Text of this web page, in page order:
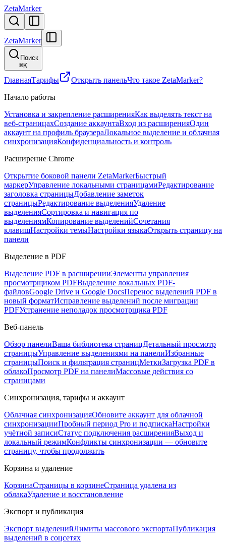
ZetaMarker
ZetaMarker
Поиск
⌘K
ГлавнаяТарифы Открыть панельЧто такое ZetaMarker?
Начало работы
Установка и закрепление расширенияКак выделять текст на
веб-страницахСоздание аккаунтаВход из расширенияОдин
аккаунт на профиль браузераЛокальное выделение и облачная
синхронизацияКонфиденциальность и контроль
Расширение Chrome
Открытие боковой панели ZetaMarkerБыстрый
маркерУправление локальными страницамиРедактирование
заголовка страницыДобавление заметок
страницыРедактирование выделенияУдаление
выделенияСортировка и навигация по
выделениямКопирование выделенийСочетания
клавишНастройки темыНастройки языкаОткрыть страницу на
панели
Выделение в PDF
Выделение PDF в расширенииЭлементы управления
просмотрщиком PDFВыделение локальных PDF-
файловGoogle Drive и Google DocsПеренос выделений PDF в
новый форматИсправление выделений после миграции
PDFУстранение неполадок просмотрщика PDF
Веб-панель
Обзор панелиВаша библиотека страницДетальный просмотр
страницыУправление выделениями на панелиИзбранные
страницыПоиск и фильтрация страницМеткиЗагрузка PDF в
облакоПросмотр PDF на панелиМассовые действия со
страницами
Синхронизация, тарифы и аккаунт
Облачная синхронизацияОбновите аккаунт для облачной
синхронизацииПробный период Pro и подпискаНастройки
учётной записиСтатус подключения расширенияВыход и
локальный режимКонфликты синхронизации — обновите
страницу, чтобы продолжить
Корзина и удаление
КорзинаСтраницы в корзинеСтраница удалена из
облакаУдаление и восстановление
Экспорт и публикация
Экспорт выделенийЛимиты массового экспортаПубликация
выделений в соцсетях